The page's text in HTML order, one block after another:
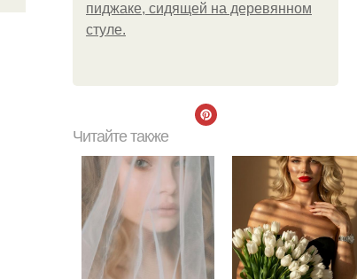
пиджаке, сидящей на деревянном
стуле.
Читайте также